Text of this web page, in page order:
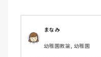
まなみ
幼稚園教諭, 幼稚園